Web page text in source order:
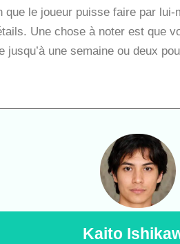
que le joueur puisse faire par
Une chose à noter est que
jusqu’à une semaine ou deux
Kaito